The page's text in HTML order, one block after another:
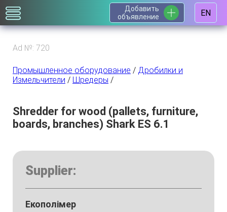
Добавить
объявление
EN
Ad №: 720
Промышленное оборудование / Дробилки и
Измельчители / Шредеры /
Shredder for wood (pallets, furniture,
boards, branches) Shark ES 6.1
Supplier:
Екополімер